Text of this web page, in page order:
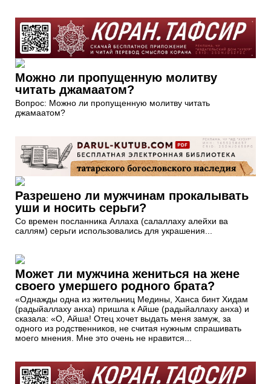
Можно ли пропущенную молитву
читать джамаатом?
Вопрос: Можно ли пропущенную молитву читать
джамаатом?
Разрешено ли мужчинам прокалывать
уши и носить серьги?
Со времен посланника Аллаха (салаллаху алейхи ва
саллям) серьги использовались для украшения...
Может ли мужчина жениться на жене
своего умершего родного брата?
«Однажды одна из жительниц Медины, Ханса бинт Хидам
(радыйаллаху анха) пришла к Айше (радыйаллаху анха) и
сказала: «О, Айша! Отец хочет выдать меня замуж, за
одного из родственников, не считая нужным спрашивать
моего мнения. Мне это очень не нравится...